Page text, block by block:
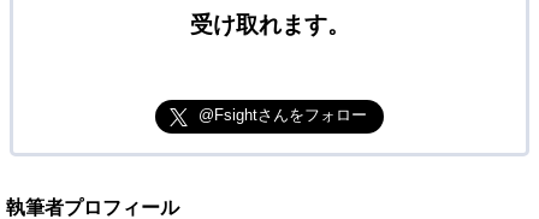
受け取れます。
@Fsightさんをフォロー
執筆者プロフィール